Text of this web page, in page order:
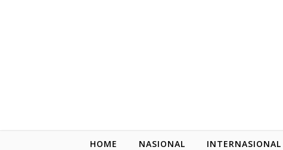
HOME NASIONAL INTERNASIONAL